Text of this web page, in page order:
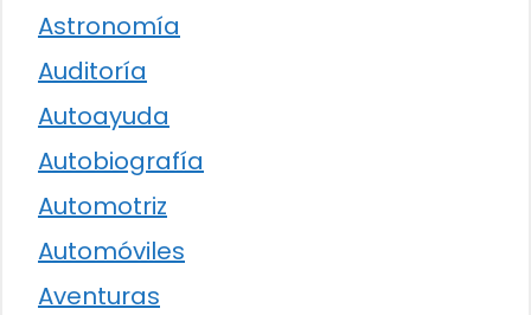
Astronomía
Auditoría
Autoayuda
Autobiografía
Automotriz
Automóviles
Aventuras